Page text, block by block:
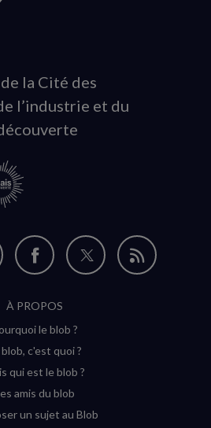
la Cité des
l’industrie et du
Nous
sur
Facebook
(nouvelle
Nous
Flux
À PROPOS
le blob ?
c'est quoi ?
qui est le blob ?
amis du blob
un sujet au Blob